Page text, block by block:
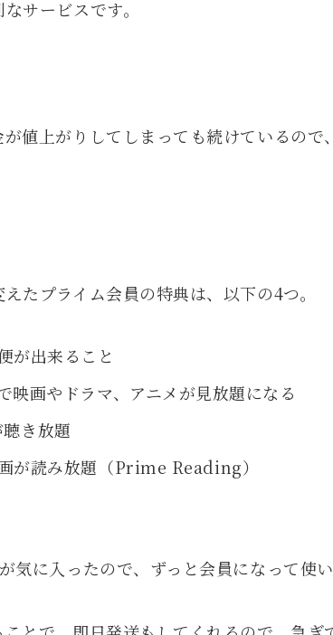
サービスです。
値上がりしてしまっても続けているの
たプライム会員の特典は、以下の4つ。
が出来ること
映画やドラマ、アニメが見放題になる
き放題
が読み放題（Prime Reading）
気に入ったので、ずっと会員になって使い